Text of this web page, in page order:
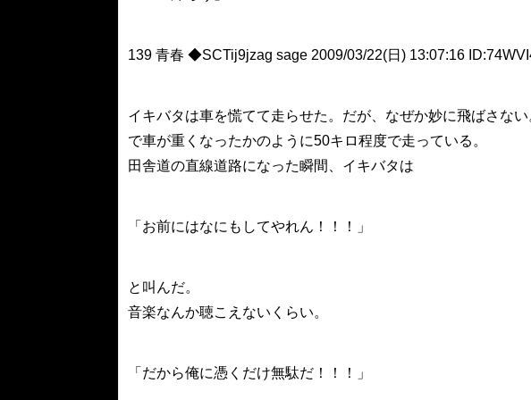
139 青春 ◆SCTij9jzag sage 2009/03/22(日) 13:07:16
イキバタは車を慌てて走らせた。だが、なぜか妙に飛ばさな
で車が重くなったかのように50キロ程度で走っている。
田舎道の直線道路になった瞬間、イキバタは
「お前にはなにもしてやれん！！！」
と叫んだ。
音楽なんか聴こえないくらい。
「だから俺に憑くだけ無駄だ！！！」